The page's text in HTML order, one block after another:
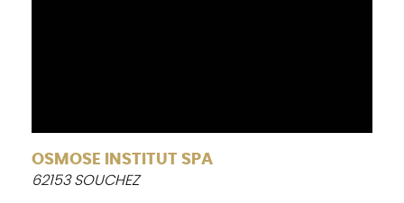
OSMOSE INSTITUT SPA
62153 SOUCHEZ